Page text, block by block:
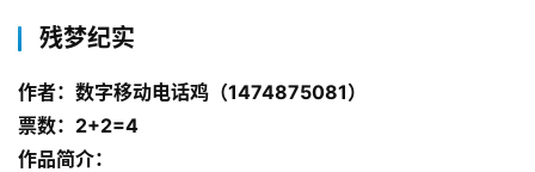
残梦纪实
作者：数字移动电话鸡（1474875081）
票数：2+2=4
作品简介：